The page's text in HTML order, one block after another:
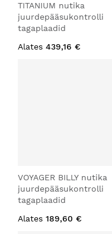
TITANIUM nutika
juurdepääsukontrolli
tagaplaadid
Alates 439,16 €
VOYAGER BILLY nutika
juurdepääsukontrolli
tagaplaadid
Alates 189,60 €